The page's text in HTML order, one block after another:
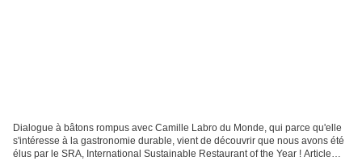
Dialogue à bâtons rompus avec Camille Labro du Monde, qui parce qu'elle
s'intéresse à la gastronomie durable, vient de découvrir que nous avons été
élus par le SRA, International Sustainable Restaurant of the Year ! Article